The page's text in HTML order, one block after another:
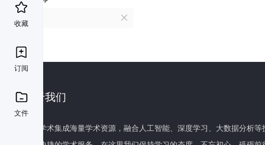
收藏
订阅
文件
关于我们
百度学术集成海量学术资源，融合人工智能、深度学习、大数据分析